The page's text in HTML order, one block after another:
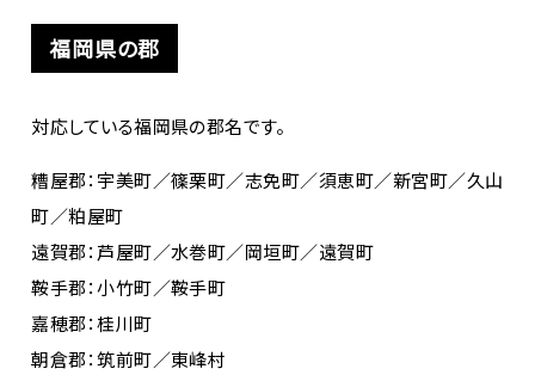
福岡県の郡
対応している福岡県の郡名です。
糟屋郡：宇美町／篠栗町／志免町／須恵町／新宮町／久山
町／粕屋町
遠賀郡：芦屋町／水巻町／岡垣町／遠賀町
鞍手郡：小竹町／鞍手町
嘉穂郡：桂川町
朝倉郡：筑前町／東峰村